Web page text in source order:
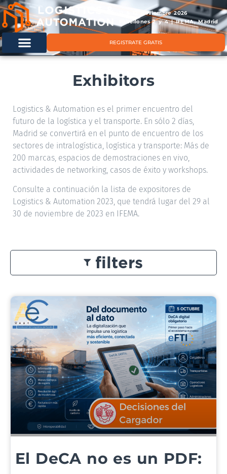
11 & 12 noviembre 2026
Pabellones 2 y 4 | IFEMA, Madrid
REGISTRATE GRATIS
Exhibitors
Logistics & Automation es el primer encuentro del
futuro de la logística y el transporte. En sólo 2 días,
Madrid se convertirá en el punto de encuentro de los
sectores de intralogística, logística y transporte: Más de
200 marcas, espacios de demostraciones en vivo,
actividades de networking, casos de éxito y workshops.
Consulte a continuación la lista de expositores de
Logistics & Automation 2023, que tendrá lugar del 29 al
30 de noviembre de 2023 en IFEMA.
filters
El DeCA no es un PDF: